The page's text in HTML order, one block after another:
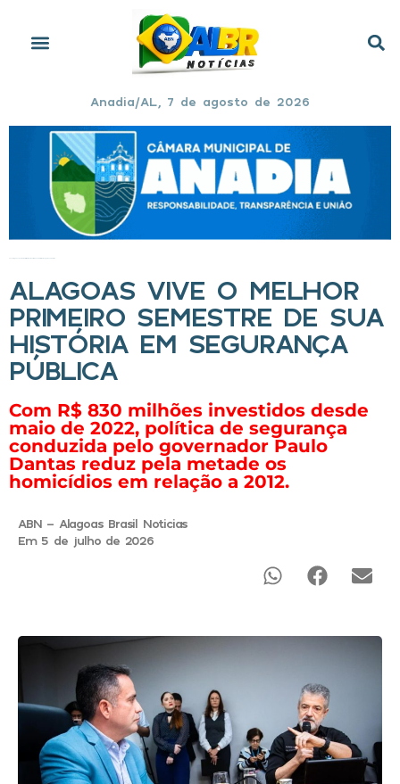
Anadia/AL, 7 de agosto de 2026
ALAGOAS VIVE O MELHOR
PRIMEIRO SEMESTRE DE SUA
HISTÓRIA EM SEGURANÇA
PÚBLICA
Com R$ 830 milhões investidos desde
maio de 2022, política de segurança
conduzida pelo governador Paulo
Dantas reduz pela metade os
homicídios em relação a 2012.
ABN - Alagoas Brasil Noticias
Em 5 de julho de 2026